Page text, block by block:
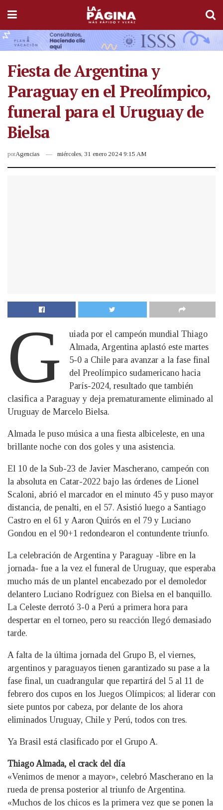
Fiesta de Argentina y
Paraguay en el Preolímpico,
funeral para el Uruguay de
Bielsa
porAgencias miércoles, 31 enero 2024 9:15 AM
G
uiada por el campeón mundial Thiago
Almada, Argentina aplastó este martes
5-0 a Chile para avanzar a la fase final
del Preolímpico sudamericano hacia
París-2024, resultado que también
clasifica a Paraguay y deja prematuramente eliminado al
Uruguay de Marcelo Bielsa.
Almada le puso música a una fiesta albiceleste, en una
brillante noche con dos goles y una asistencia.
El 10 de la Sub-23 de Javier Mascherano, campeón con
la absoluta en Catar-2022 bajo las órdenes de Lionel
Scaloni, abrió el marcador en el minuto 45 y puso mayor
distancia, de penalti, en el 57. Asistió luego a Santiago
Castro en el 61 y Aaron Quirós en el 79 y Luciano
Gondou en el 90+1 redondearon el contundente triunfo.
La celebración de Argentina y Paraguay -libre en la
jornada- fue a la vez el funeral de Uruguay, que esperaba
mucho más de un plantel encabezado por el demoledor
delantero Luciano Rodríguez con Bielsa en el banquillo.
La Celeste derrotó 3-0 a Perú a primera hora para
despertar en el torneo, pero su reacción llegó demasiado
tarde.
A falta de la última jornada del Grupo B, el viernes,
argentinos y paraguayos tienen garantizado su pase a la
fase final, un cuadrangular que repartirá del 5 al 11 de
febrero dos cupos en los Juegos Olímpicos; al liderar con
siete puntos por cabeza, por delante de los ahora
eliminados Uruguay, Chile y Perú, todos con tres.
Ya Brasil está clasificado por el Grupo A.
Thiago Almada, el crack del día
«Venimos de menor a mayor», celebró Mascherano en la
rueda de prensa posterior al triunfo de Argentina.
«Muchos de los chicos es la primera vez que se ponen la